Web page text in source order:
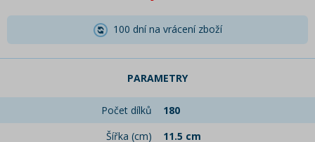
100 dní na vrácení zboží
PARAMETRY
Počet dílků
180
Šířka (cm)
11.5 cm